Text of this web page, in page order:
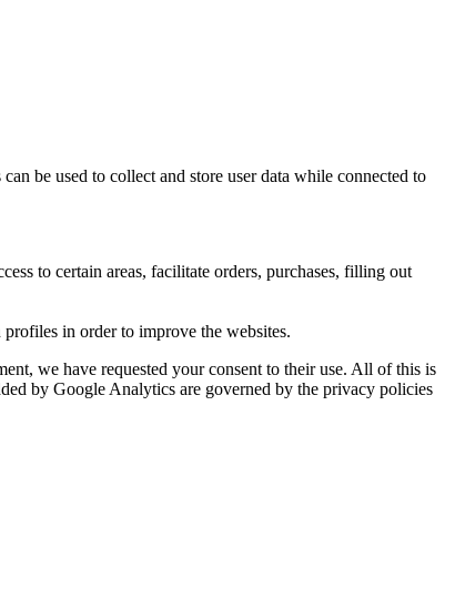
be used to collect and store user data while connected to
to certain areas, facilitate orders, purchases, filling out
in order to improve the websites.
we have requested your consent to their use. All of this is
by Google Analytics are governed by the privacy policies